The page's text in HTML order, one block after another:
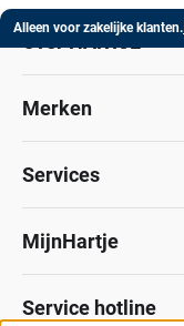
Alleen voor zakelijke klanten.
Over HARTJE
Merken
Services
MijnHartje
Service hotline